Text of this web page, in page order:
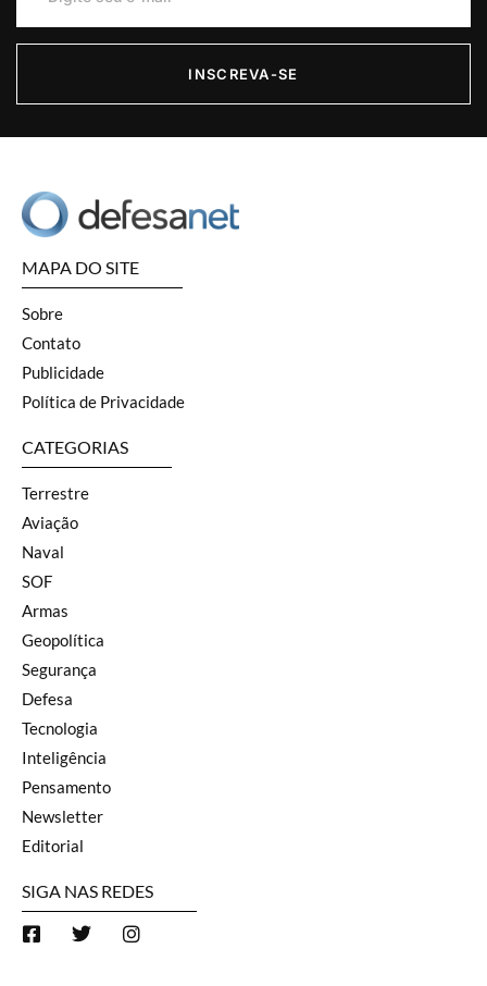
INSCREVA-SE
MAPA DO SITE
Sobre
Contato
Publicidade
Política de Privacidade
CATEGORIAS
Terrestre
Aviação
Naval
SOF
Armas
Geopolítica
Segurança
Defesa
Tecnologia
Inteligência
Pensamento
Newsletter
Editorial
SIGA NAS REDES